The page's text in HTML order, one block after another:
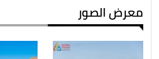
معرض الصور